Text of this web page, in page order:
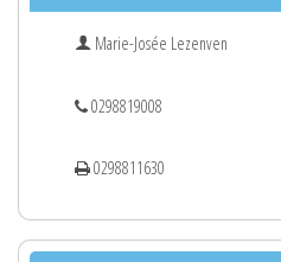
Marie-Josée Lezenven
0298819008
0298811630